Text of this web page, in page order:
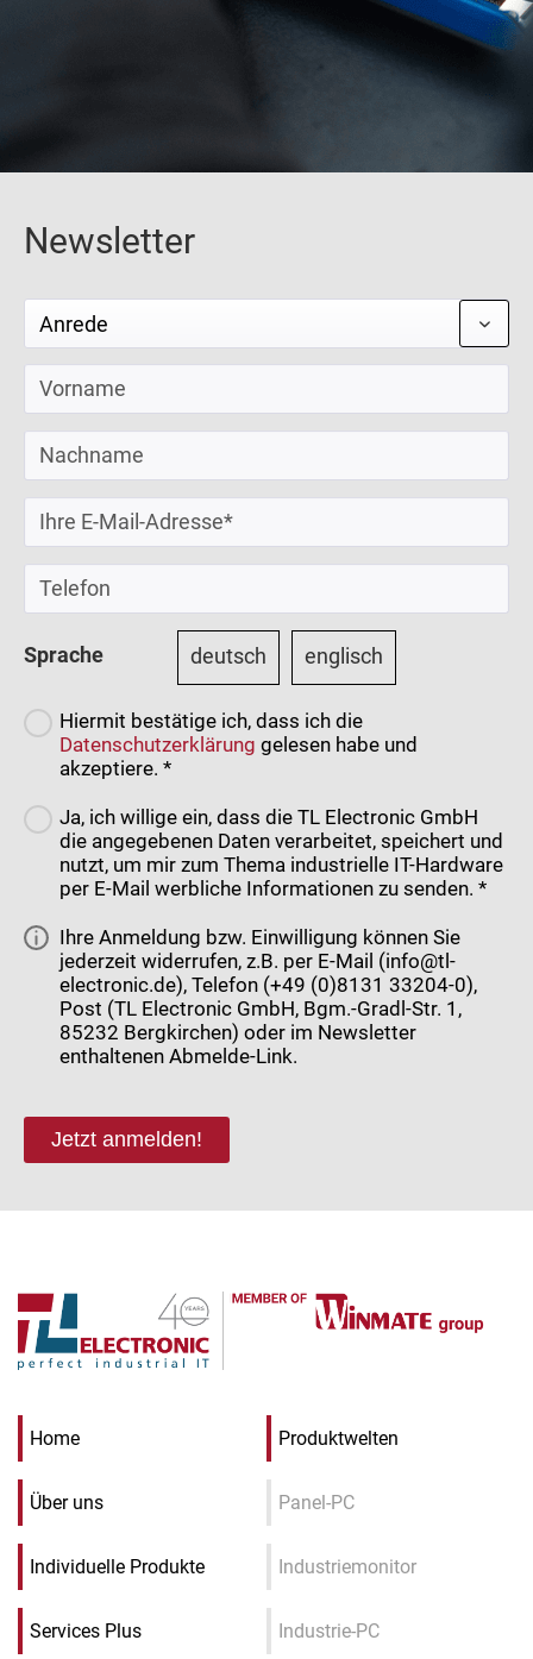
Newsletter
Sprache deutsch englisch
Hiermit bestätige ich, dass ich die
Datenschutzerklärung gelesen habe und
akzeptiere. *
Ja, ich willige ein, dass die TL Electronic GmbH
die angegebenen Daten verarbeitet, speichert und
nutzt, um mir zum Thema industrielle IT-Hardware
per E-Mail werbliche Informationen zu senden. *
Ihre Anmeldung bzw. Einwilligung können Sie
jederzeit widerrufen, z.B. per E-Mail (info@tl-
electronic.de), Telefon (+49 (0)8131 33204-0),
Post (TL Electronic GmbH, Bgm.-Gradl-Str. 1,
85232 Bergkirchen) oder im Newsletter
enthaltenen Abmelde-Link.
Jetzt anmelden!
Home
Über uns
Individuelle Produkte
Services Plus
Produktwelten
Panel-PC
Industriemonitor
Industrie-PC